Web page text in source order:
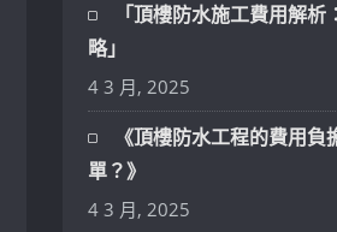
「頂樓防水施工費用解
略」
4 3 月, 2025
《頂樓防水工程的費用負
單？》
4 3 月, 2025